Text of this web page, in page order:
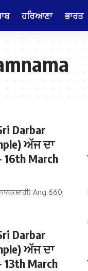
ਹਰਿਆਣਾ ਭਾਰਤ
Darbar
ਅੱਜ ਦਾ
16th March
Ang 660;
Darbar
ਅੱਜ ਦਾ
March